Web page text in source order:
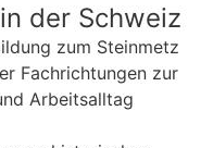
der Schweiz
zum Steinmetz
Fachrichtungen zur
Arbeitsalltag